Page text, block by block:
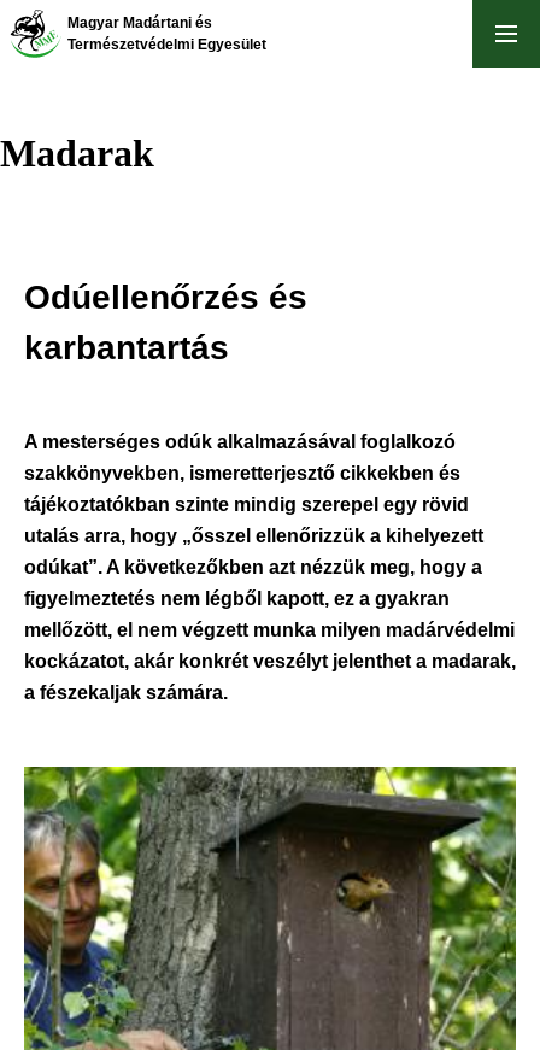
Ugrás
Magyar Madártani és
Természetvédelmi Egyesület
Madarak
Odúellenőrzés és
karbantartás
A mesterséges odúk alkalmazásával foglalkozó
szakkönyvekben, ismeretterjesztő cikkekben és
tájékoztatókban szinte mindig szerepel egy rövid
utalás arra, hogy „ősszel ellenőrizzük a kihelyezett
odúkat”. A következőkben azt nézzük meg, hogy a
figyelmeztetés nem légből kapott, ez a gyakran
mellőzött, el nem végzett munka milyen madárvédelmi
kockázatot, akár konkrét veszélyt jelenthet a madarak,
a fészekaljak számára.